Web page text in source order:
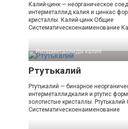
Калий-цинк — неорганическое
интерметаллид калия и цинкас
кристаллы. Калий-​цинк Общие
Систематическоенаименование
Интерметаллиды калия‎
Ртутькалий
Ртутькалий — бинарное
интерметаллидкалия и ртутис
золотистые кристаллы.
Систематическоенаименование